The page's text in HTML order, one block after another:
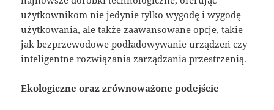
użytkownikom nie jedynie tylko wygodę i wygodę
użytkowania, ale także zaawansowane opcje, takie
jak bezprzewodowe podładowywanie urządzeń czy
inteligentne rozwiązania zarządzania przestrzenią.
Ekologiczne oraz zrównoważone podejście